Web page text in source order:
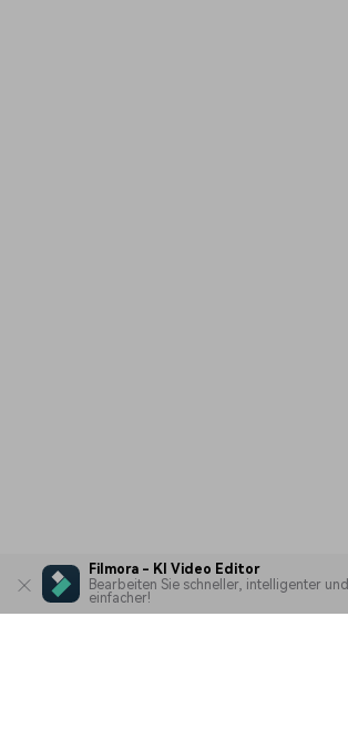
Filmora - KI Video Editor
Bearbeiten Sie schneller, intelligenter und
einfacher!